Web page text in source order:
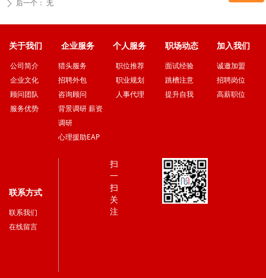
ꄲ 后一个： 无
关于我们 企业服务 个人服务 职场动态 加入我们
联系方式
扫
一
扫
关
注
公司简介
企业文化
顾问团队
服务优势
猎头服务
招聘外包
咨询顾问
背景调研 薪资
调研
心理援助EAP
职位推荐
职业规划
人事代理
面试经验
跳槽注意
提升自我
诚邀加盟
招聘岗位
高薪职位
联系我们
在线留言